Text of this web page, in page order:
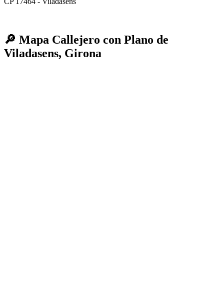
🔎 Mapa Callejero con Plano de
Viladasens, Girona